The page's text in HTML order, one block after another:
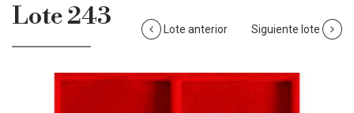
Lote 243 Lote anterior Siguiente lote